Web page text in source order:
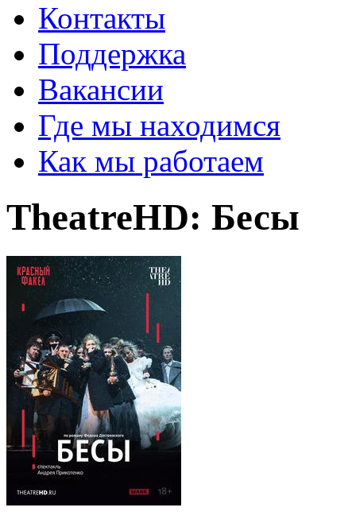
Контакты
Поддержка
Вакансии
Где мы находимся
Как мы работаем
TheatreHD: Бесы